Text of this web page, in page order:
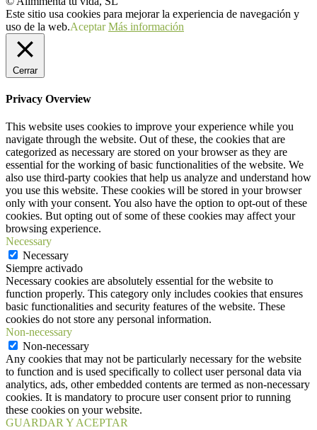
Este sitio usa cookies para mejorar la experiencia de navegación y
uso de la web.Aceptar Más información
Cerrar
Privacy Overview
This website uses cookies to improve your experience while you
navigate through the website. Out of these, the cookies that are
categorized as necessary are stored on your browser as they are
essential for the working of basic functionalities of the website. We
also use third-party cookies that help us analyze and understand how
you use this website. These cookies will be stored in your browser
only with your consent. You also have the option to opt-out of these
cookies. But opting out of some of these cookies may affect your
browsing experience.
Necessary
Necessary
Siempre activado
Necessary cookies are absolutely essential for the website to
function properly. This category only includes cookies that ensures
basic functionalities and security features of the website. These
cookies do not store any personal information.
Non-necessary
Non-necessary
Any cookies that may not be particularly necessary for the website
to function and is used specifically to collect user personal data via
analytics, ads, other embedded contents are termed as non-necessary
cookies. It is mandatory to procure user consent prior to running
these cookies on your website.
GUARDAR Y ACEPTAR